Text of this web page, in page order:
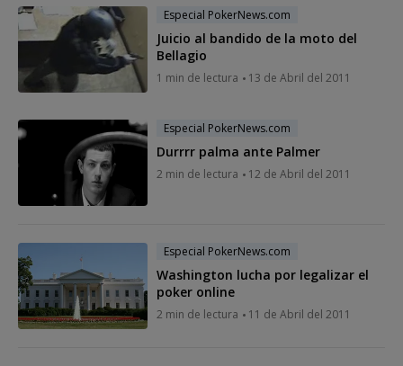
Especial PokerNews.com
Juicio al bandido de la moto del
Bellagio
1 min de lectura 13 de Abril del 2011
Especial PokerNews.com
Durrrr palma ante Palmer
2 min de lectura 12 de Abril del 2011
Especial PokerNews.com
Washington lucha por legalizar el
poker online
2 min de lectura 11 de Abril del 2011